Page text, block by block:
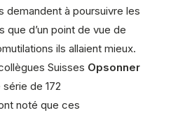
demandent à poursuivre les
que d’un point de vue de
ils allaient mieux.
Suisses Opsonner
de 172
noté que ces